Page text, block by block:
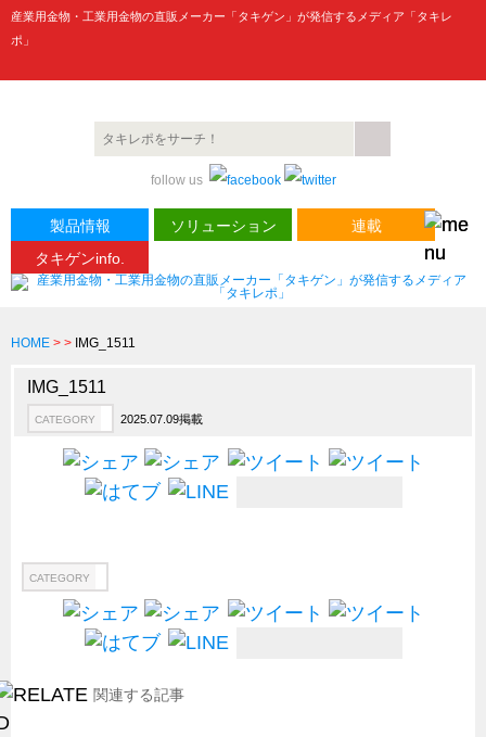
CATEGORY 製品情報
新製品ロケットニュース
ピックアップ製品
製品開発秘話
モニターアーム
CATEGORY ソリューション
SDGs配慮・脱炭素
省力化製品
医療・福祉・介護関連
産業用金物・工業用金物の直販メーカー「タキゲン」が発信するメディア「タキレ
ポ」
follow us
製品情報 ソリューション
連載
タキゲンinfo.
HOME > > IMG_1511
IMG_1511
CATEGORY 2025.07.09掲載
CATEGORY
関連する記事